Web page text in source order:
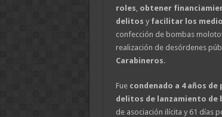
roles, obtener
delitos y facilitar los
confección de bombas
realización de desórdenes
Carabineros.
Fue condenado a 4 años
delitos de lanzamiento de
de asociación ilícita y 61 días